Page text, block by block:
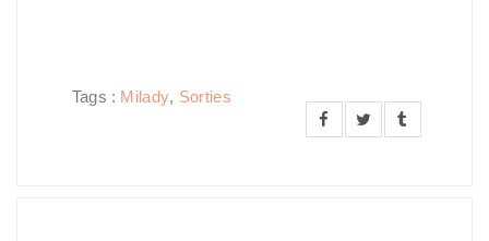
Tags : Milady, Sorties